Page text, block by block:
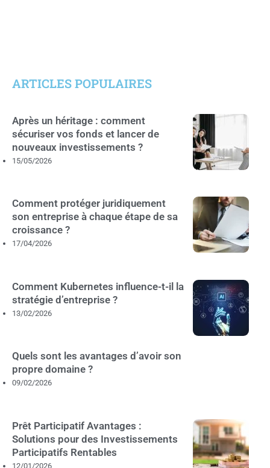
ARTICLES POPULAIRES
Après un héritage : comment
sécuriser vos fonds et lancer de
nouveaux investissements ?
15/05/2026
Comment protéger juridiquement
son entreprise à chaque étape de sa
croissance ?
17/04/2026
Comment Kubernetes influence-t-il la
stratégie d’entreprise ?
13/02/2026
Quels sont les avantages d’avoir son
propre domaine ?
09/02/2026
Prêt Participatif Avantages :
Solutions pour des Investissements
Participatifs Rentables
12/01/2026